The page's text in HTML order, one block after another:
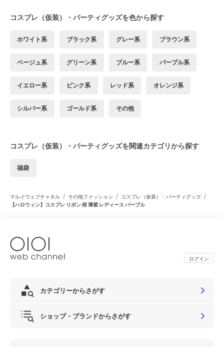
コスプレ（仮装）・パーティグッズを色から探す
ホワイト系 ブラック系 グレー系 ブラウン系
ベージュ系 グリーン系 ブルー系 パープル系
イエロー系 ピンク系 レッド系 オレンジ系
シルバー系 ゴールド系 その他
コスプレ（仮装）・パーティグッズを関連カテゴリから探す
福袋
マルイウェブチャネル / その他ファッション / コスプレ（仮装）・パーティグッズ /
【ハロウィン】コスプレ リボン 桜 薄紫 レディース パープル
ログイン
カテゴリーからさがす
ショップ・ブランドからさがす